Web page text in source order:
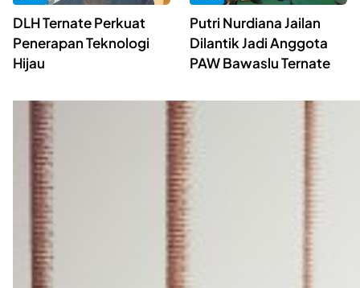
DLH Ternate Perkuat
Penerapan Teknologi
Hijau
Putri Nurdiana Jailan
Dilantik Jadi Anggota
PAW Bawaslu Ternate